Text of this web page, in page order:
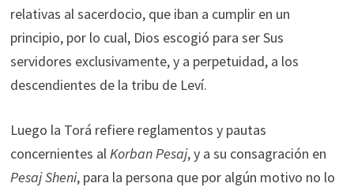
relativas al sacerdocio, que iban a cumplir en un
principio, por lo cual, Dios escogió para ser Sus
servidores exclusivamente, y a perpetuidad, a los
descendientes de la tribu de Leví.
Luego la Torá refiere reglamentos y pautas
concernientes alKorban Pesaj, y a su consagración en
Pesaj Sheni, para la persona que por algún motivo no lo